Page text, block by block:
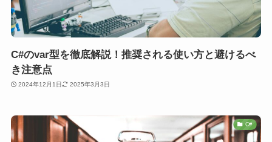
C#のvar型を徹底解説！推奨される使い方と避けるべ
き注意点
2024年12月1日 2025年3月3日
C#